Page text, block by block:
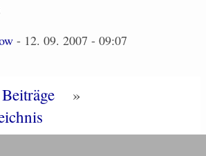
- 12. 09. 2007 - 09:07
»